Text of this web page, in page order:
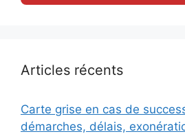
Articles récents
Carte grise en cas de
démarches, délais,